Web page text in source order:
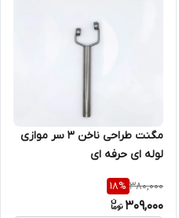
مگنت طراحی ناخن 3 سر موازی
لوله ای حرفه ای
380,000
18%
309,000